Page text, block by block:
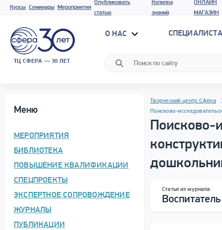
Курсы Семинары Мероприятия
Опубликовать
статью
Копилка
знаний
ОНЛАЙН
МАГАЗИН
ТЦ СФЕРА — 30 ЛЕТ
О НАС
Меню
МЕРОПРИЯТИЯ
БИБЛИОТЕКА
ПОВЫШЕНИЕ КВАЛИФИКАЦИИ
СПЕЦПРОЕКТЫ
ЭКСПЕРТНОЕ СОПРОВОЖДЕНИЕ
ЖУРНАЛЫ
ПУБЛИКАЦИИ
Программа материала
Навигация
Творческий центр Сфера
Поисково-
Поисково-
Статья из журнала: